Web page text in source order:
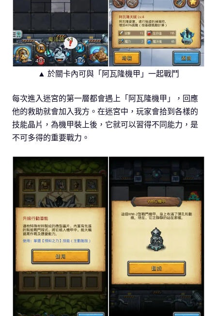
▲ 於關卡內可與「阿瓦隆機甲」一起戰鬥
每次進入迷宮的第一層都會遇上「阿瓦隆機甲」，回應
他的救助就會加入我方。在迷宮中，玩家會拾到各樣的
技能晶片，為機甲裝上後，它就可以習得不同能力，是
不可多得的重要戰力。